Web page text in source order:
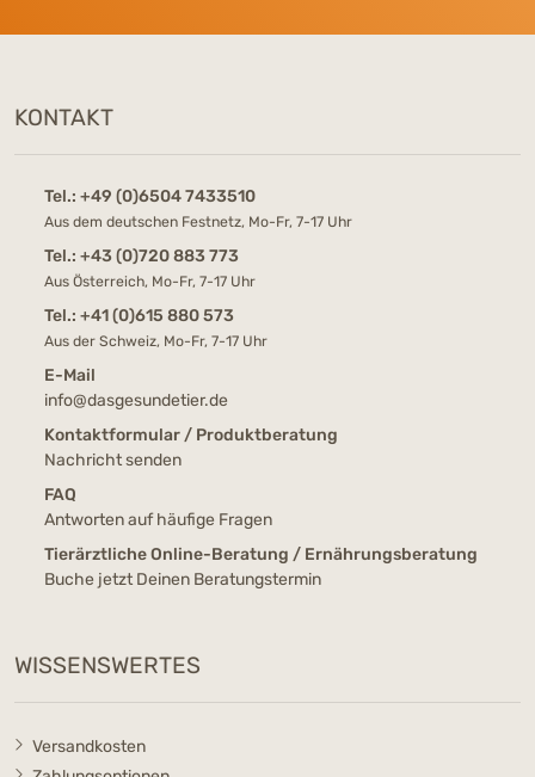
KONTAKT
Tel.: +49 (0)6504 7433510
Aus dem deutschen Festnetz, Mo-Fr, 7-17 Uhr
Tel.: +43 (0)720 883 773
Aus Österreich, Mo-Fr, 7-17 Uhr
Tel.: +41 (0)615 880 573
Aus der Schweiz, Mo-Fr, 7-17 Uhr
E-Mail
info@dasgesundetier.de
Kontaktformular / Produktberatung
Nachricht senden
FAQ
Antworten auf häufige Fragen
Tierärztliche Online-Beratung / Ernährungsberatung
Buche jetzt Deinen Beratungstermin
WISSENSWERTES
Versandkosten